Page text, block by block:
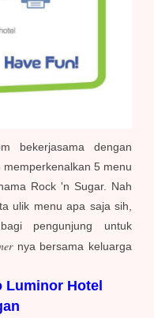
bekerjasama dengan
5 menu
Rock 'n Sugar. Nah
ulik menu apa saja sih,
pengunjung untuk
nya bersama keluarga
Luminor Hotel